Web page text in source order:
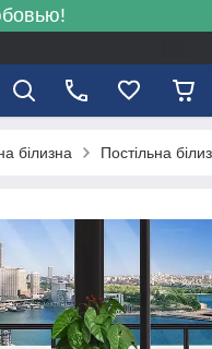
білизна Постільна